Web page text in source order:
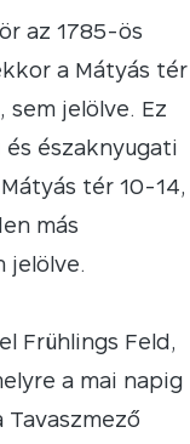
az 1785-ös
a Mátyás tér
sem jelölve. Ez
északnyugati
tér 10-14,
más
jelölve.
Frühlings Feld,
a mai napig